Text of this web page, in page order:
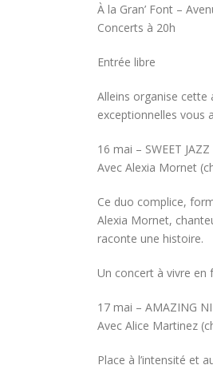
À la Gran’ Font –
Concerts à 20h
Entrée libre
Alleins organise cette
exceptionnelles vous
16 mai – SWEET
Avec Alexia Mornet
Ce duo complice,
Alexia Mornet,
raconte une histoire.
Un concert à vivre en
17 mai – AMAZING
Avec Alice Martinez
Place à l’intensité et